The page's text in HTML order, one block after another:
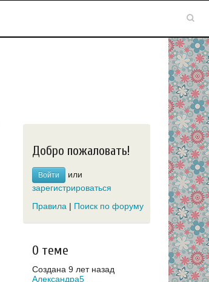
Добро пожаловать!
Войти
или
зарегистрироваться
Правила | Поиск по форуму
О теме
Создана 9 лет назад
Александра5